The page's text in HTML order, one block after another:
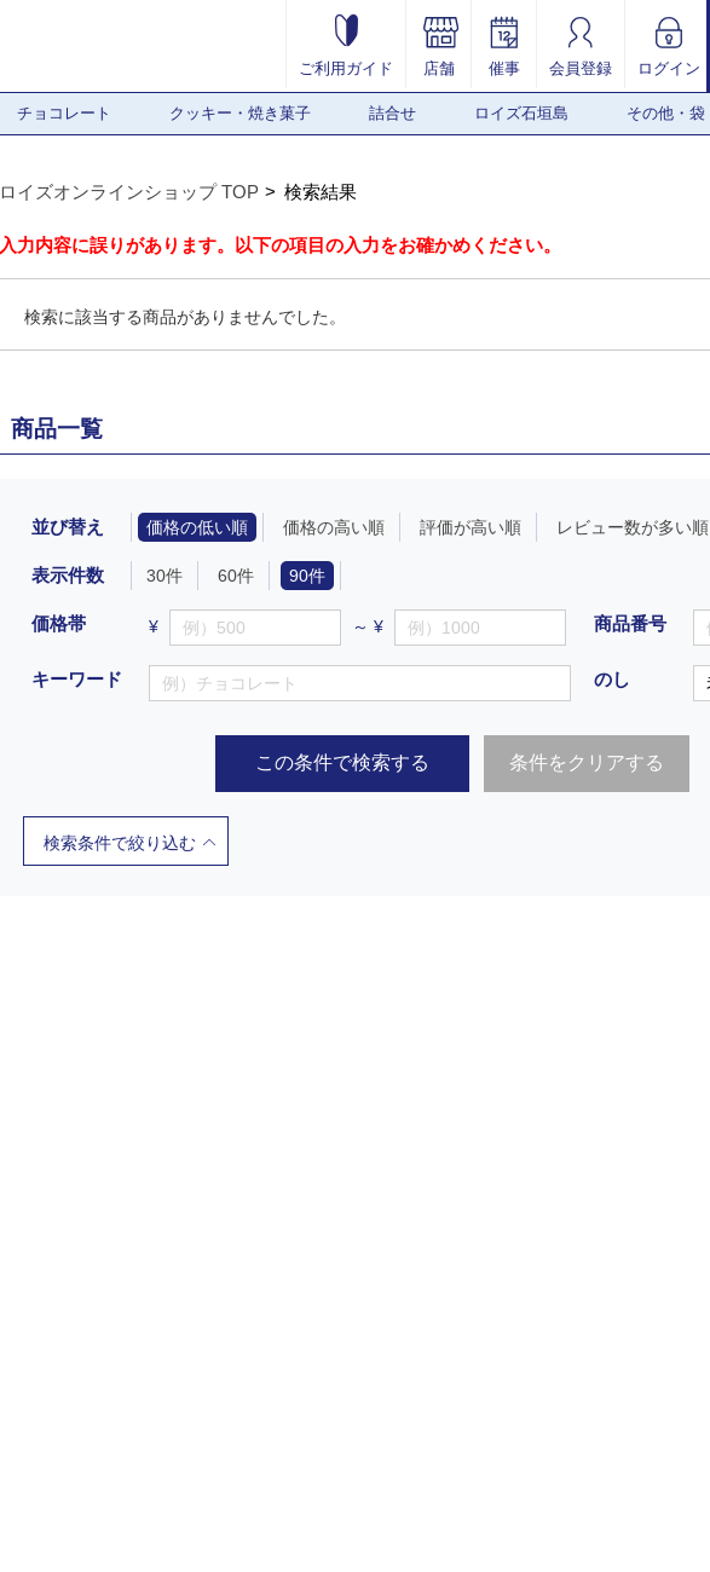
ご利用ガイド 店舗 催事 会員登録 ログイン
チョコレート クッキー・焼き菓子 詰合せ ロイズ石垣島 その他・袋
ロイズオンラインショップ TOP 検索結果
入力内容に誤りがあります。以下の項目の入力をお確かめください。
検索に該当する商品がありませんでした。
商品一覧
並び替え 価格の低い順 価格の高い順 評価が高い順 レビュー数が多い順
表示件数 30件 60件 90件
価格帯 ¥ ～ ¥
キーワード
商品番号
のし
この条件で検索する 条件をクリアする
検索条件で絞り込む